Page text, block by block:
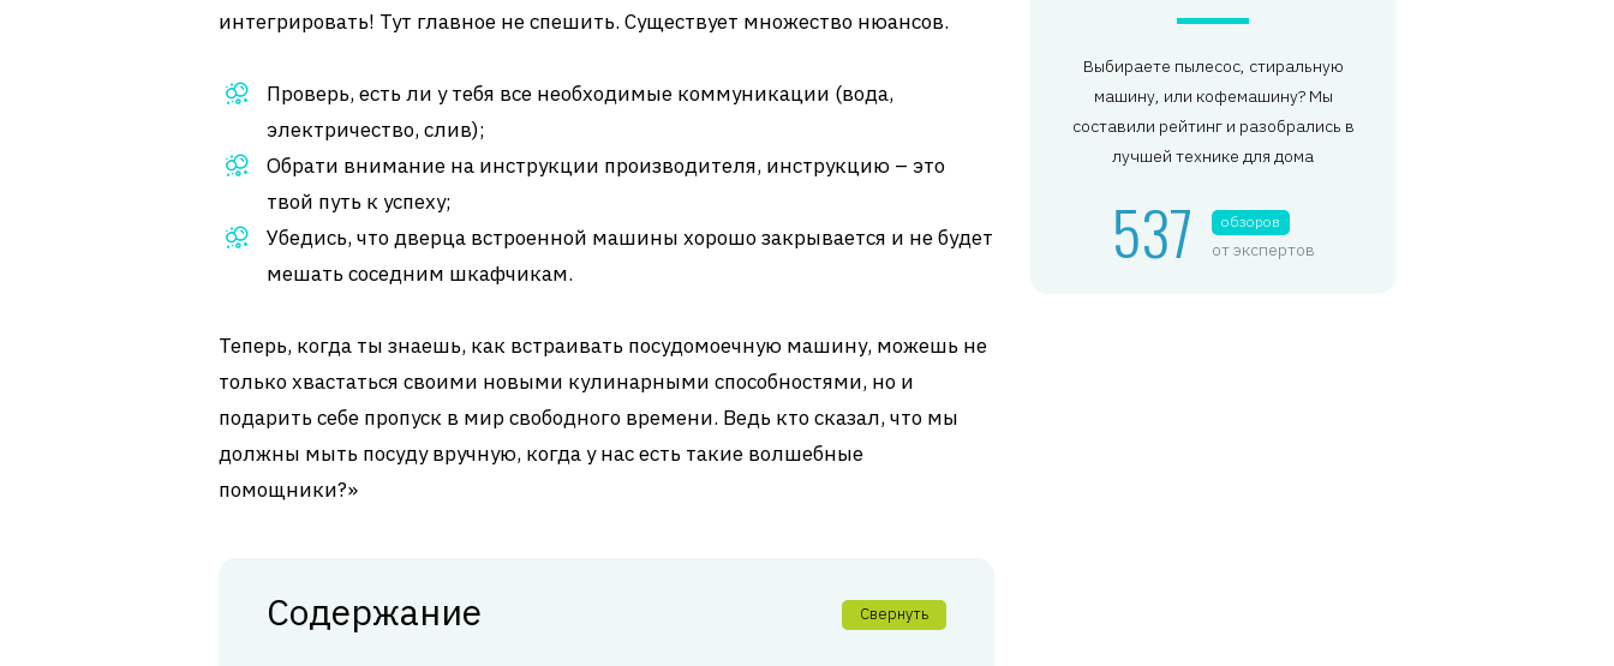
интегрировать! Тут главное не спешить. Существует множество нюансов.
Проверь, есть ли у тебя все необходимые коммуникации (вода,
электричество, слив);
Обрати внимание на инструкции производителя, инструкцию – это
твой путь к успеху;
Убедись, что дверца встроенной машины хорошо закрывается и не будет
мешать соседним шкафчикам.
Теперь, когда ты знаешь, как встраивать посудомоечную машину, можешь не
только хвастаться своими новыми кулинарными способностями, но и
подарить себе пропуск в мир свободного времени. Ведь кто сказал, что мы
должны мыть посуду вручную, когда у нас есть такие волшебные
помощники?»
Содержание Свернуть
Выбираете пылесос, стиральную
машину, или кофемашину? Мы
составили рейтинг и разобрались в
лучшей технике для дома
537 обзоров
от экспертов